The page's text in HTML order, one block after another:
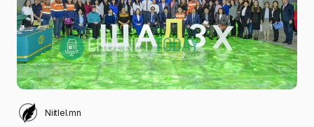
Niitlel.mn